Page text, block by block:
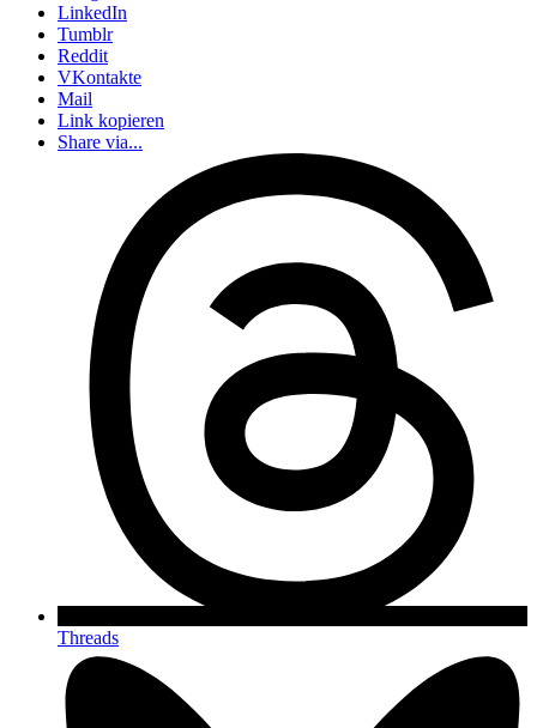
LinkedIn
Tumblr
Reddit
VKontakte
Mail
Link kopieren
Share via...
Threads